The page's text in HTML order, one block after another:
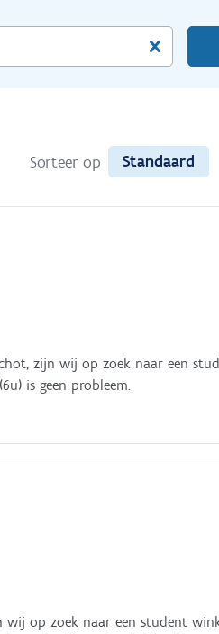
Sorteer op Standaard
zijn wij op zoek naar een
is geen probleem.
op zoek naar een student